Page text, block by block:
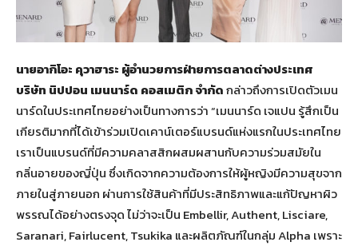
นายอากิโอะ คุวาฮาระ ผู้อำนวยการฝ่ายการตลาดต่างประเทศ
บริษัท นิปปอน เมนนาร์ด คอสเมติก จำกัดกล่าวถึงการเปิดตัวเมน
นาร์ดในประเทศไทยอย่างเป็นทางการว่า “เมนนาร์ด เจแปน รู้สึกเป็น
เกียรติมากที่ได้เข้าร่วมเปิดเคาน์เตอร์แบรนด์แห่งแรกในประเทศไทย
เราเป็นแบรนด์ที่มีความคลาสสิกผสมผสานกับความร่วมสมัยใน
กลิ่นอายของญี่ปุ่น ซึ่งเกิดจากความต้องการให้ผู้หญิงมีความสุขจาก
ภายในสู่ภายนอก ผ่านการใช้สินค้าที่มีประสิทธิภาพและแก้ปัญหาผิว
พรรณได้อย่างตรงจุด ไม่ว่าจะเป็น Embellir, Authent, Lisciare,
Saranari, Fairlucent, Tsukika และผลิตภัณฑ์ในกลุ่ม Alpha เพราะ